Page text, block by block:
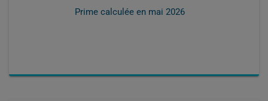
Prime calculée en mai 2026